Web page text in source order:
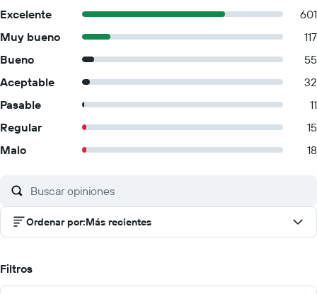
Excelente
601
Muy bueno
117
Bueno
55
Aceptable
32
Pasable
11
Regular
15
Malo
18
Ordenar por:Más recientes
Filtros